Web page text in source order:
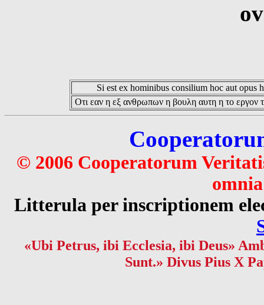
Si est ex hominibus consilium hoc aut opus
Οτι εαν η εξ ανθρωπων η βουλη αυτη η το εργον
© 2006 Cooperatorum
Litterula per inscriptionem
«Ubi Petrus, ibi Ecclesia, ibi Deus»
Sunt.» Divus Pius X